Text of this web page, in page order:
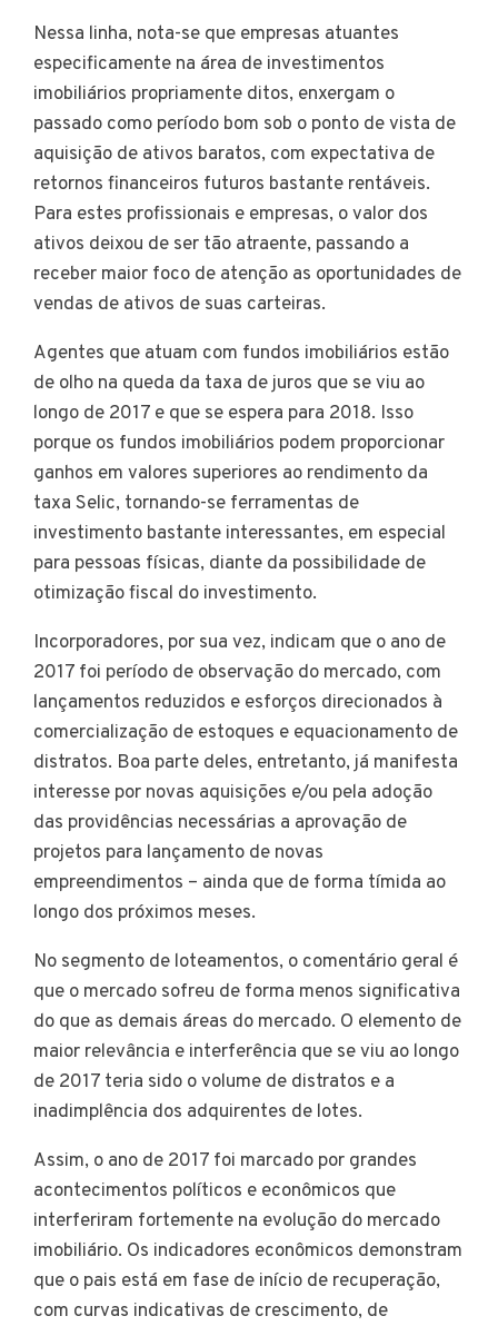
Nessa linha, nota-se que empresas atuantes
especificamente na área de investimentos
imobiliários propriamente ditos, enxergam o
passado como período bom sob o ponto de vista de
aquisição de ativos baratos, com expectativa de
retornos financeiros futuros bastante rentáveis.
Para estes profissionais e empresas, o valor dos
ativos deixou de ser tão atraente, passando a
receber maior foco de atenção as oportunidades de
vendas de ativos de suas carteiras.
Agentes que atuam com fundos imobiliários estão
de olho na queda da taxa de juros que se viu ao
longo de 2017 e que se espera para 2018. Isso
porque os fundos imobiliários podem proporcionar
ganhos em valores superiores ao rendimento da
taxa Selic, tornando-se ferramentas de
investimento bastante interessantes, em especial
para pessoas físicas, diante da possibilidade de
otimização fiscal do investimento.
Incorporadores, por sua vez, indicam que o ano de
2017 foi período de observação do mercado, com
lançamentos reduzidos e esforços direcionados à
comercialização de estoques e equacionamento de
distratos. Boa parte deles, entretanto, já manifesta
interesse por novas aquisições e/ou pela adoção
das providências necessárias a aprovação de
projetos para lançamento de novas
empreendimentos – ainda que de forma tímida ao
longo dos próximos meses.
No segmento de loteamentos, o comentário geral é
que o mercado sofreu de forma menos significativa
do que as demais áreas do mercado. O elemento de
maior relevância e interferência que se viu ao longo
de 2017 teria sido o volume de distratos e a
inadimplência dos adquirentes de lotes.
Assim, o ano de 2017 foi marcado por grandes
acontecimentos políticos e econômicos que
interferiram fortemente na evolução do mercado
imobiliário. Os indicadores econômicos demonstram
que o pais está em fase de início de recuperação,
com curvas indicativas de crescimento, de